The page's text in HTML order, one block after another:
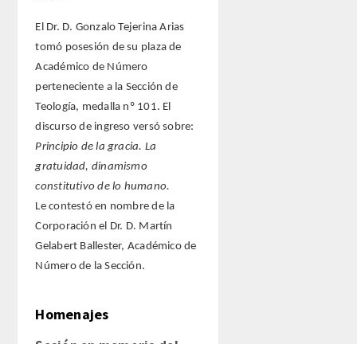
NOTAS DE PRENSA
ENLACES
CONTACTO
El Dr. D. Gonzalo Tejerina Arias
tomó posesión de su plaza de
Académico de Número
perteneciente a la Sección de
Teología, medalla nº 101. El
discurso de ingreso versó sobre:
Principio de la gracia. La
gratuidad, dinamismo
constitutivo de lo humano.
Le contestó en nombre de la
Corporación el Dr. D. Martín
Gelabert Ballester, Académico de
Número de la Sección.
Homenajes